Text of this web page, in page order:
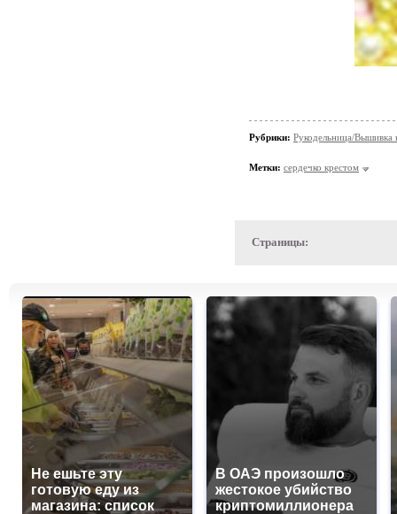
Рубрики: Рукодельница/Вышивка
Метки: сердечко крестом
Страницы:
Не ешьте эту
готовую еду из
магазина: список
В ОАЭ произошло
жестокое убийство
криптомиллионера